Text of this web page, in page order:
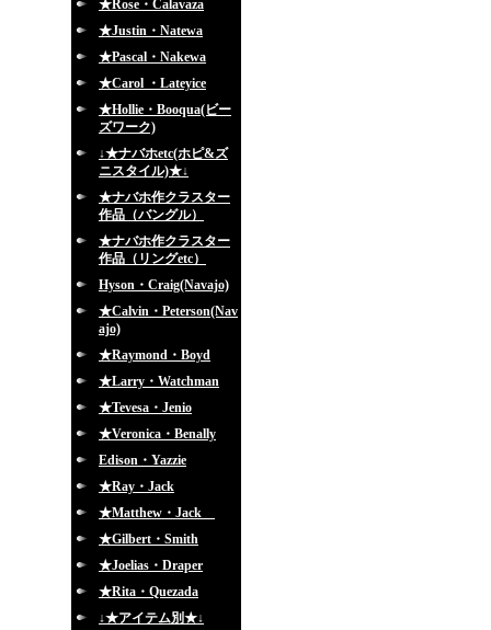
★Rose・Calavaza
★Justin・Natewa
★Pascal・Nakewa
★Carol ・Lateyice
★Hollie・Booqua(ビー
ズワーク)
↓★ナバホetc(ホピ&ズ
ニスタイル)★↓
★ナバホ作クラスター
作品（バングル）
★ナバホ作クラスター
作品（リングetc）
Hyson・Craig(Navajo)
★Calvin・Peterson(Nav
ajo)
★Raymond・Boyd
★Larry・Watchman
★Tevesa・Jenio
★Veronica・Benally
Edison・Yazzie
★Ray・Jack
★Matthew・Jack
★Gilbert・Smith
★Joelias・Draper
★Rita・Quezada
↓★アイテム別★↓